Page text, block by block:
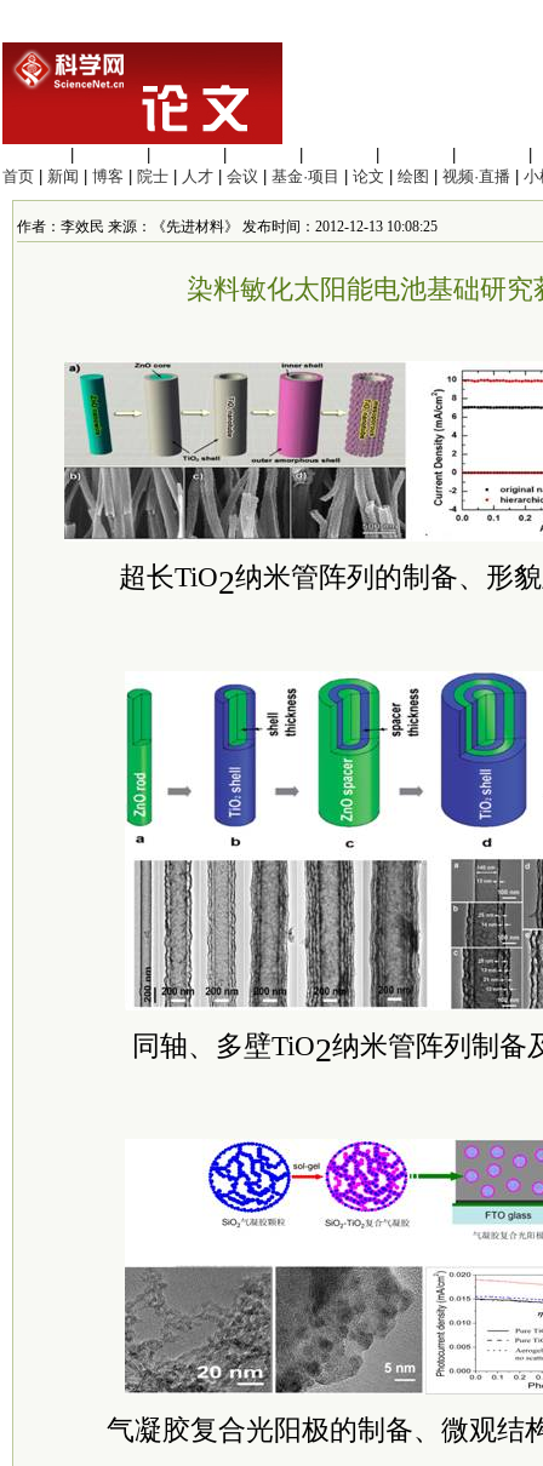
首页
新闻 博客 院士 人才 会议 基金·项目 论文 绘图 视频·直播 小
作者：李效民 来源：《先进材料》 发布时间：2012-12-13 10:08:25
染料敏化太阳能电池基础研究
超长TiO2纳米管阵列的制备、形
同轴、多壁TiO2纳米管阵列制备
气凝胶复合光阳极的制备、微观结